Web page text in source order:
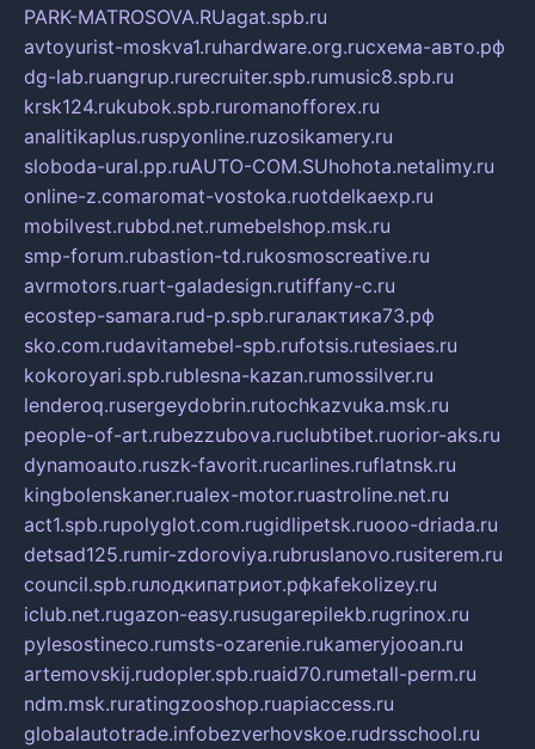
PARK-MATROSOVA.RUagat.spb.ru
avtoyurist-moskva1.ruhardware.org.ruсхема-авто.рф
dg-lab.ruangrup.rurecruiter.spb.rumusic8.spb.ru
krsk124.rukubok.spb.ruromanofforex.ru
analitikaplus.ruspyonline.ruzosikamery.ru
sloboda-ural.pp.ruAUTO-COM.SUhohota.netalimy.ru
online-z.comaromat-vostoka.ruotdelkaexp.ru
mobilvest.rubbd.net.rumebelshop.msk.ru
smp-forum.rubastion-td.rukosmoscreative.ru
avrmotors.ruart-galadesign.rutiffany-c.ru
ecostep-samara.rud-p.spb.ruгалактика73.рф
sko.com.rudavitamebel-spb.rufotsis.rutesiaes.ru
kokoroyari.spb.rublesna-kazan.rumossilver.ru
lenderoq.rusergeydobrin.rutochkazvuka.msk.ru
people-of-art.rubezzubova.ruclubtibet.ruorior-aks.ru
dynamoauto.ruszk-favorit.rucarlines.ruflatnsk.ru
kingbolenskaner.rualex-motor.ruastroline.net.ru
act1.spb.rupolyglot.com.rugidlipetsk.ruooo-driada.ru
detsad125.rumir-zdoroviya.rubruslanovo.rusiterem.ru
council.spb.ruлодкипатриот.рфkafekolizey.ru
iclub.net.rugazon-easy.rusugarepilekb.rugrinox.ru
pylesostineco.rumsts-ozarenie.rukameryjooan.ru
artemovskij.rudopler.spb.ruaid70.rumetall-perm.ru
ndm.msk.ruratingzooshop.ruapiaccess.ru
globalautotrade.infobezverhovskoe.rudrsschool.ru